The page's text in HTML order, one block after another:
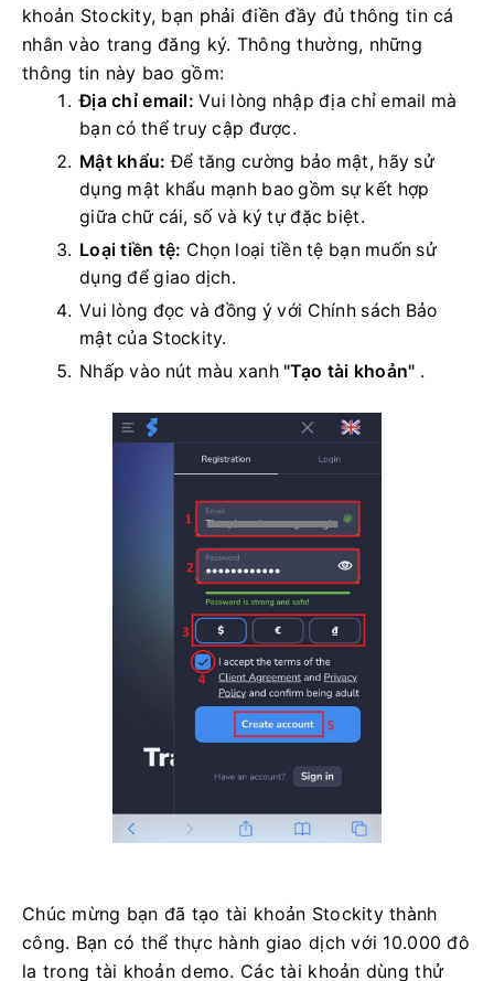
khoản Stockity, bạn phải điền đầy đủ thông tin cá
nhân vào trang đăng ký. Thông thường, những
thông tin này bao gồm:
Địa chỉ email: Vui lòng nhập địa chỉ email mà
bạn có thể truy cập được.
Mật khẩu: Để tăng cường bảo mật, hãy sử
dụng mật khẩu mạnh bao gồm sự kết hợp
giữa chữ cái, số và ký tự đặc biệt.
Loại tiền tệ: Chọn loại tiền tệ bạn muốn sử
dụng để giao dịch.
Vui lòng đọc và đồng ý với Chính sách Bảo
mật của Stockity.
Nhấp vào nút màu xanh"Tạo tài khoản" .
Chúc mừng bạn đã tạo tài khoản Stockity thành
công. Bạn có thể thực hành giao dịch với 10.000 đô
la trong tài khoản demo. Các tài khoản dùng thử